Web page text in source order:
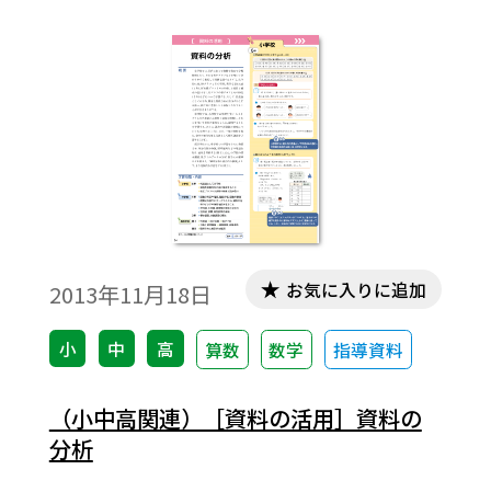
2013年11月18日
小 中 高 算数 数学 指導資料
お気に入りに追加
（小中高関連）［資料の活用］資料の
分析